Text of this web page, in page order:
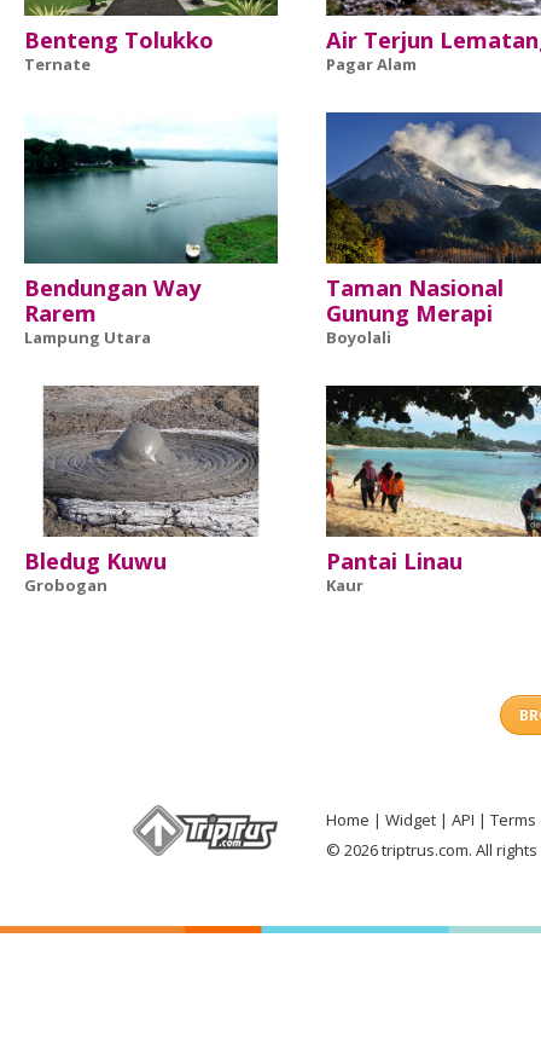
Benteng Tolukko
Ternate
Air Terjun
Pagar Alam
Bendungan Way
Rarem
Lampung Utara
Taman Nasional
Gunung Merapi
Boyolali
Bledug Kuwu
Grobogan
Pantai Linau
Kaur
Home Widget API
Terms
© 2026 triptrus.com. All